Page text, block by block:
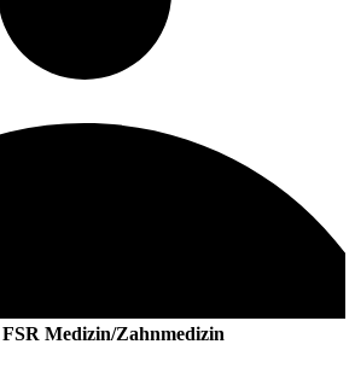
FSR Medizin/Zahnmedizin